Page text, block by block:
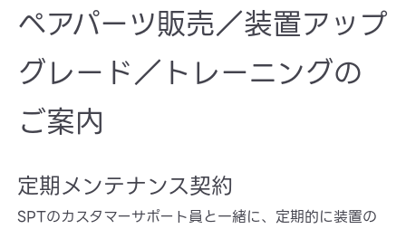
ペアパーツ販売／装置アップ
グレード／トレーニングの
ご案内
定期メンテナンス契約
SPTのカスタマーサポート員と一緒に、定期的に装置の